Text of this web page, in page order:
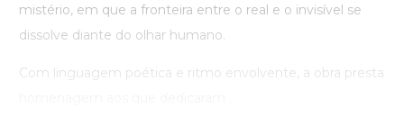
mistério, em que a fronteira entre o real e o invisível se
dissolve diante do olhar humano.
Com linguagem poética e ritmo envolvente, a obra presta